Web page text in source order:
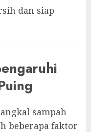
dan siap
sampah
beberapa faktor